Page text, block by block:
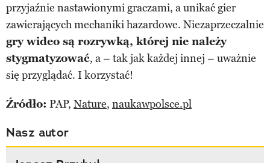
przyjaźnie nastawionymi graczami, a unikać gier
zawierających mechaniki hazardowe. Niezaprzeczalnie
gry wideo są rozrywką, której nie należy
stygmatyzować, a – tak jak każdej innej – uważnie
się przyglądać. I korzystać!
Źródło: PAP, Nature, naukawpolsce.pl
Nasz autor